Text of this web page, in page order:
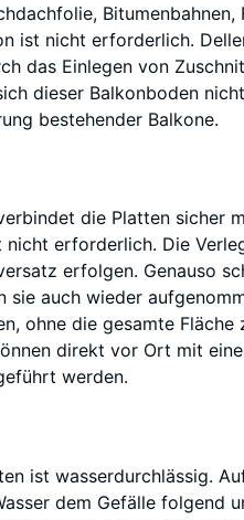
Bitumenbahnen,
ist nicht erforderlich.
das Einlegen von
dieser Balkonboden
bestehender Balkone.
die Platten sicher
erforderlich. Die
erfolgen. Genauso
sie auch wieder
ohne die gesamte Fläche
direkt vor Ort mit
werden.
ist wasserdurchlässig.
dem Gefälle folgend